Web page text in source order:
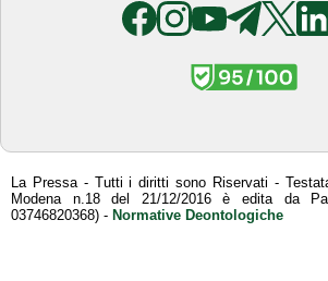
La Pressa - Tutti i diritti sono Riservati -
Modena n.18 del 21/12/2016 è edita da
03746820368) - Normative Deontologiche